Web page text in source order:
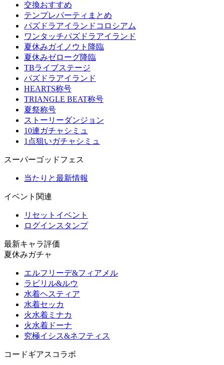
交換おすすめ
テンプレパーティまとめ
パズドラアイランドコロシアム
ワンタッチパズドラアイランド
夏休みガイノウト降臨
夏休みゼローグ降臨
TBライブステージ
パズドラアイランド
HEARTS称号
TRIANGLE BEAT称号
夏祭称号
ストーリーダンジョン
10連ガチャシミュ
1点狙いガチャシミュ
スーパーゴッドフェス
当たりと最新情報
イベント関連
リセットイベント
ログインスタンプ
最新キャラ評価
夏休みガチャ
エルフリーデ&フィアメル
ラビリル&ルウ
水着ヘスティア
水着セッカ
火水着ミナカ
火水着ドーナ
究極イシス&ネフティス
コードギアスコラボ